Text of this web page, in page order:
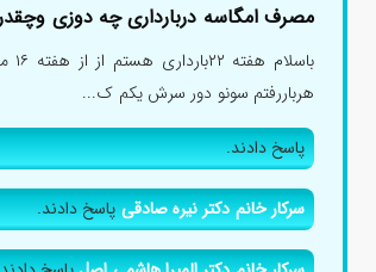
مصرف امگاسه دربارداری چه دوزی
هرباررفتم سونو دور سرش یکم ک...
پاسخ دادند.
سرکار خانم دکتر نیره صادقیپاسخ دادند.